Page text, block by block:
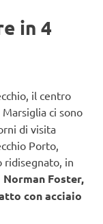
in 4
il centro
Marsiglia ci sono
di visita
Porto,
ridisegnato, in
Foster,
con acciaio